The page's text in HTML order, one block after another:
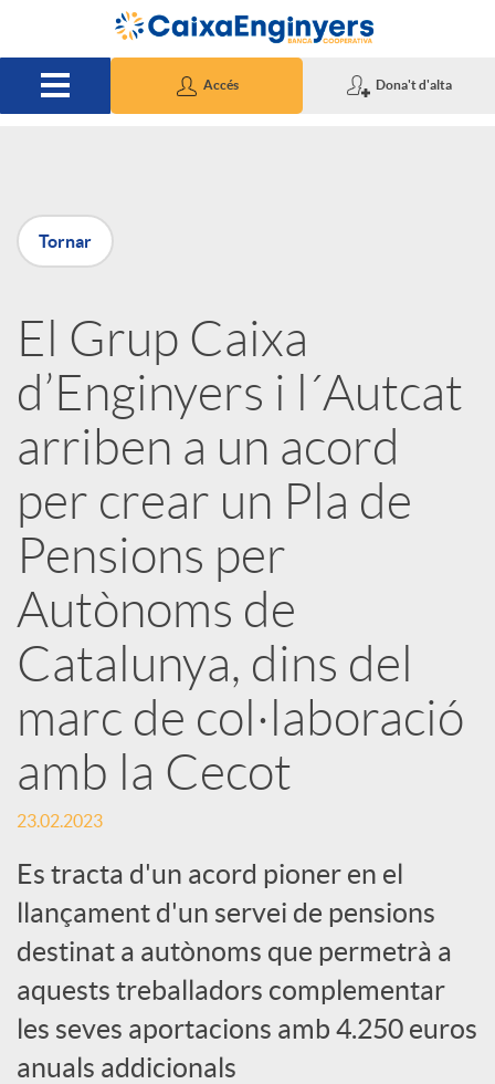
Salta al contingut principal
Accés Dona't d'alta
P
u
b
l
i
c
a
d
o
r
d
e
c
Tornar
El Grup Caixa
d’Enginyers i l´Autcat
arriben a un acord
per crear un Pla de
Pensions per
Autònoms de
Catalunya, dins del
marc de col·laboració
amb la Cecot
23.02.2023
Es tracta d'un acord pioner en el
llançament d'un servei de pensions
destinat a autònoms que permetrà a
aquests treballadors complementar
les seves aportacions amb 4.250 euros
anuals addicionals